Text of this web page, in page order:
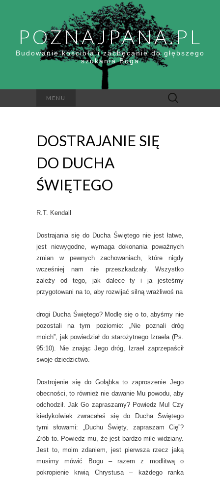
POZNAJPANA.PL
Budowanie kościoła i zachęcanie do głębszego
szukania Boga
MENU Szukaj:
DOSTRAJANIE SIĘ
DO DUCHA
ŚWIĘTEGO
R.T. Kendall
Dostrajania się do Ducha Świętego nie jest łatwe,
jest niewygodne, wymaga dokonania poważnych
zmian w pewnych zachowaniach, które nigdy
wcześniej nam nie przeszkadzały. Wszystko
zależy od tego, jak dalece ty i ja jesteśmy
przygotowani na to, aby rozwijać silną wrażliwoś na
drogi Ducha Świętego? Modlę się o to, abyśmy nie
pozostali na tym poziomie: „Nie poznali dróg
moich”, jak powiedział do starożytnego Izraela (Ps.
95:10). Nie znając Jego dróg, Izrael zaprzepaścił
swoje dziedzictwo.
Dostrojenie się do Gołąbka to zaproszenie Jego
obecności, to również nie dawanie Mu powodu, aby
odchodził. Jak Go zapraszamy? Powiedz Mu! Czy
kiedykolwiek zwracałeś się do Ducha Świętego
tymi słowami: „Duchu Święty, zapraszam Cię”?
Zrób to. Powiedz mu, że jest bardzo mile widziany.
Jest to, moim zdaniem, jest pierwsza rzecz jaką
musimy mówić Bogu – razem z modlitwą o
pokropienie krwią Chrystusa – każdego ranka